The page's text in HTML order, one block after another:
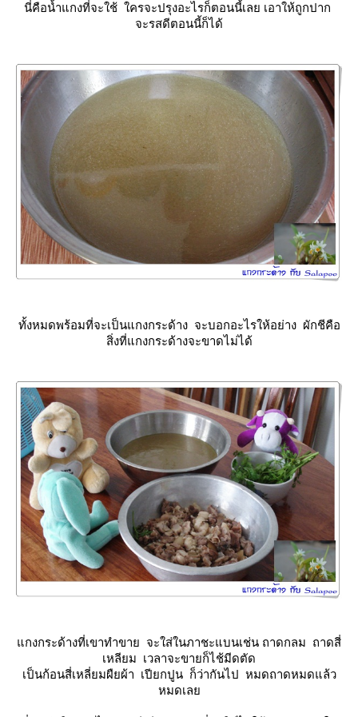
นี่คือน้ำแกงที่จะใช้ ใครจะปรุงอะไรก็ตอนนี้เลย เอาให้ถูกปาก
จะรสดีตอนนี้ก็ได้
ทั้งหมดพร้อมที่จะเป็นแกงกระด้าง จะบอกอะไรให้อย่าง ผักชีคือ
สิ่งที่แกงกระด้างจะขาดไม่ได้
กงกระด้างที่เขาทำขาย จะใส่ในภาชะแบนเช่น ถาดกลม ถาดสี่
เหลียม เวลาจะขายก็ไช้มีดตัด
เป็นก้อนสี่เหลี่ยมผืยผ้า เปียกปูน ก็ว่ากันไป หมดถาดหมดแล้ว
หมดเล